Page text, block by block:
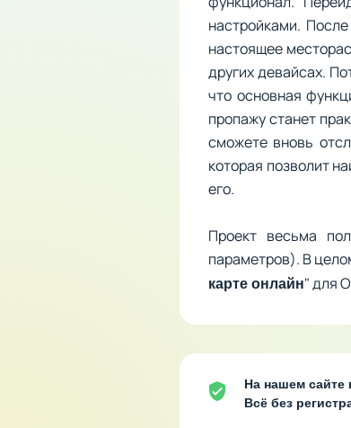
настройками.
настоящее
других девайсах.
что основная
пропажу станет
сможете вновь
которая позволит
его.
Проект весьма
параметров). В
карте онлайн" для
На нашем сайте
Всё без